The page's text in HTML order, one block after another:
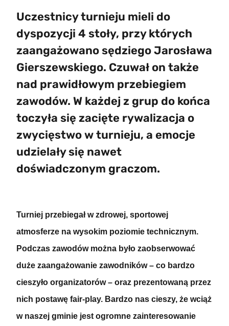
Uczestnicy turnieju mieli do
dyspozycji 4 stoły, przy których
zaangażowano sędziego Jarosława
Gierszewskiego. Czuwał on także
nad prawidłowym przebiegiem
zawodów. W każdej z grup do końca
toczyła się zacięte rywalizacja o
zwycięstwo w turnieju, a emocje
udzielały się nawet
doświadczonym graczom.
Turniej przebiegał w zdrowej, sportowej
atmosferze na wysokim poziomie technicznym.
Podczas zawodów można było zaobserwować
duże zaangażowanie zawodników – co bardzo
cieszyło organizatorów – oraz prezentowaną przez
nich postawę fair-play. Bardzo nas cieszy, że wciąż
w naszej gminie jest ogromne zainteresowanie